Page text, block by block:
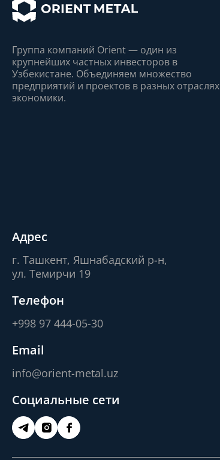
Группа компаний Orient — один из
крупнейшиx частныx инвесторов в
Узбекистане. Объединяем множество
предприятий и проектов в разныx отрасляx
экономики.
Адрес
г. Ташкент, Яшнабадский р-н,
ул. Темирчи 19
Телефон
+998 97 444-05-30
Email
info@orient-metal.uz
Социальные сети